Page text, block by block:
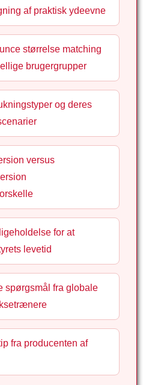
af praktisk ydeevne
størrelse matching
brugergrupper
og deres
versus
for at
levetid
spørgsmål fra globale
fra producenten af